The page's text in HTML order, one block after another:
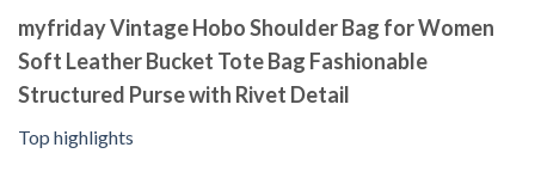
myfriday Vintage Hobo Shoulder Bag for Women
Soft Leather Bucket Tote Bag Fashionable
Structured Purse with Rivet Detail
Top highlights